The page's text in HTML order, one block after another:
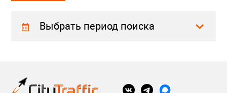
Выбрать период поиска